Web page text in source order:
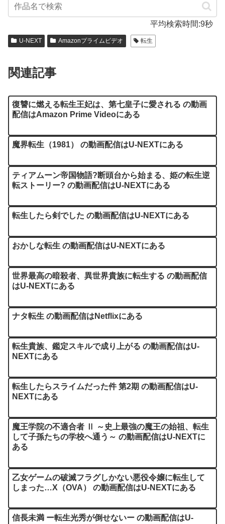
平均検索時間:9秒
U-NEXT Amazonプライムビデオ 転生
関連記事
復讐に燃える転生王妃は、第七皇子に愛される の動画
配信はAmazon Prime Videoにある
魔界転生（1981） の動画配信はU-NEXTにある
ティアムーン帝国物語?断頭台から始まる、姫の転生逆
転ストーリー? の動画配信はU-NEXTにある
転生したら剣でした の動画配信はU-NEXTにある
おかしな転生 の動画配信はU-NEXTにある
世界最高の暗殺者、異世界貴族に転生する の動画配信
はU-NEXTにある
ナタ転生 の動画配信はNetflixにある
転生貴族、鑑定スキルで成り上がる の動画配信はU-
NEXTにある
転生したらスライムだった件 第2期 の動画配信はU-
NEXTにある
魔王学院の不適合者 Ⅱ ～史上最強の魔王の始祖、転生
して子孫たちの学校へ通う～ の動画配信はU-NEXTに
ある
乙女ゲームの破滅フラグしかない悪役令嬢に転生して
しまった…X（OVA） の動画配信はU-NEXTにある
信長未満 ー転生光秀が倒せないー の動画配信はU-